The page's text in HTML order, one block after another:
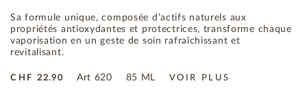
Sa formule unique, composée d’actifs naturels aux
propriétés antioxydantes et protectrices, transforme chaque
vaporisation en un geste de soin rafraîchissant et
revitalisant.
CHF22.90 Art 620 85 ML VOIR PLUS